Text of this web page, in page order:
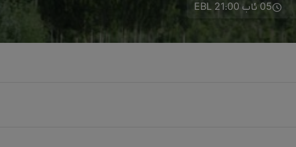
05 ئاب 21:00 EBL